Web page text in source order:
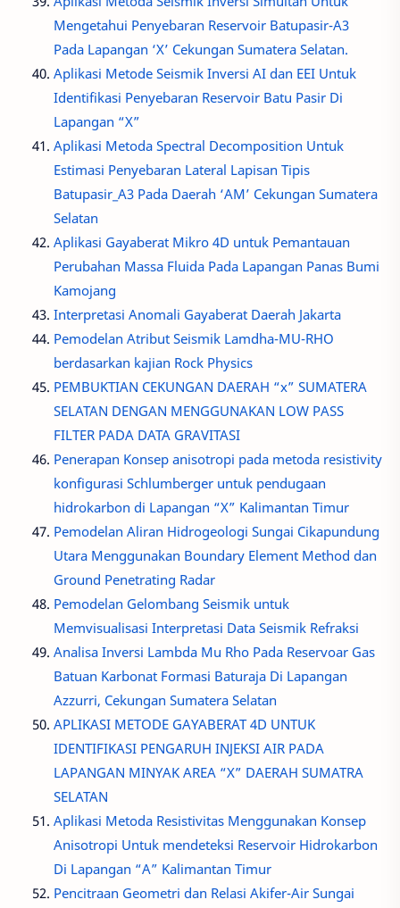
Mengetahui Penyebaran Reservoir Batupasir-A3
Pada Lapangan ‘X’ Cekungan Sumatera Selatan.
Aplikasi Metode Seismik Inversi AI dan EEI Untuk
Identifikasi Penyebaran Reservoir Batu Pasir Di
Lapangan “X”
Aplikasi Metoda Spectral Decomposition Untuk
Estimasi Penyebaran Lateral Lapisan Tipis
Batupasir_A3 Pada Daerah ‘AM’ Cekungan Sumatera
Selatan
Aplikasi Gayaberat Mikro 4D untuk Pemantauan
Perubahan Massa Fluida Pada Lapangan Panas Bumi
Kamojang
Interpretasi Anomali Gayaberat Daerah Jakarta
Pemodelan Atribut Seismik Lamdha-MU-RHO
berdasarkan kajian Rock Physics
PEMBUKTIAN CEKUNGAN DAERAH “x” SUMATERA
SELATAN DENGAN MENGGUNAKAN LOW PASS
FILTER PADA DATA GRAVITASI
Penerapan Konsep anisotropi pada metoda resistivity
konfigurasi Schlumberger untuk pendugaan
hidrokarbon di Lapangan “X” Kalimantan Timur
Pemodelan Aliran Hidrogeologi Sungai Cikapundung
Utara Menggunakan Boundary Element Method dan
Ground Penetrating Radar
Pemodelan Gelombang Seismik untuk
Memvisualisasi Interpretasi Data Seismik Refraksi
Analisa Inversi Lambda Mu Rho Pada Reservoar Gas
Batuan Karbonat Formasi Baturaja Di Lapangan
Azzurri, Cekungan Sumatera Selatan
APLIKASI METODE GAYABERAT 4D UNTUK
IDENTIFIKASI PENGARUH INJEKSI AIR PADA
LAPANGAN MINYAK AREA “X” DAERAH SUMATRA
SELATAN
Aplikasi Metoda Resistivitas Menggunakan Konsep
Anisotropi Untuk mendeteksi Reservoir Hidrokarbon
Di Lapangan “A” Kalimantan Timur
Pencitraan Geometri dan Relasi Akifer-Air Sungai